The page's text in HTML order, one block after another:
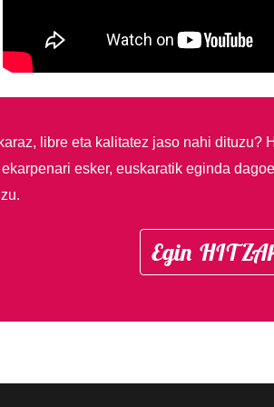
libre eta kalitatez jaso nahi dituzu?
esker, euskaratik eginda
Egin